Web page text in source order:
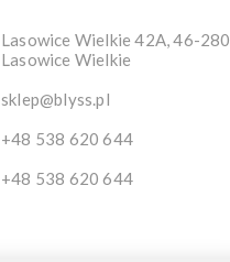
Lasowice Wielkie 42A, 46-280
Lasowice Wielkie
sklep@blyss.pl
+48 538 620 644
+48 538 620 644